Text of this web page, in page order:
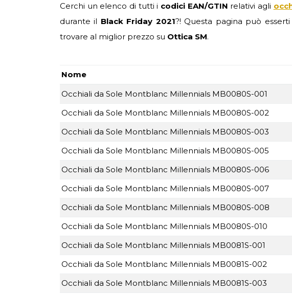
Cerchi un elenco di tutti i codici EAN/GTIN relativi agli
durante il Black Friday 2021?! Questa pagina può esserti
trovare al miglior prezzo su Ottica SM.
Nome
Occhiali da Sole Montblanc Millennials MB0080S-001
Occhiali da Sole Montblanc Millennials MB0080S-002
Occhiali da Sole Montblanc Millennials MB0080S-003
Occhiali da Sole Montblanc Millennials MB0080S-005
Occhiali da Sole Montblanc Millennials MB0080S-006
Occhiali da Sole Montblanc Millennials MB0080S-007
Occhiali da Sole Montblanc Millennials MB0080S-008
Occhiali da Sole Montblanc Millennials MB0080S-010
Occhiali da Sole Montblanc Millennials MB0081S-001
Occhiali da Sole Montblanc Millennials MB0081S-002
Occhiali da Sole Montblanc Millennials MB0081S-003